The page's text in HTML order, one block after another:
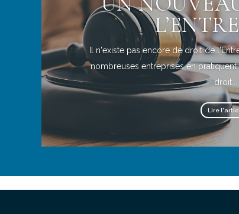
Il n'existe pas encore de droit de
nombreuses entreprises en
droit...
Lire